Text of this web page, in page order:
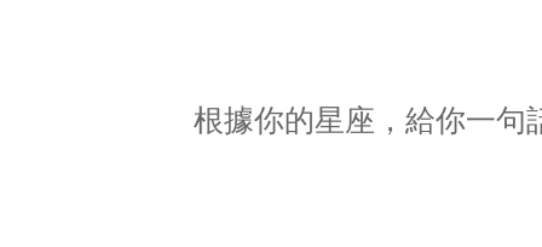
根據你的星座，給你一句